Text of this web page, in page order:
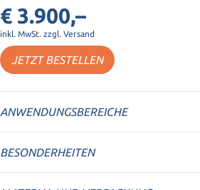
€ 3.900,–
inkl. MwSt. zzgl. Versand
JETZT BESTELLEN
ANWENDUNGSBEREICHE
BESONDERHEITEN